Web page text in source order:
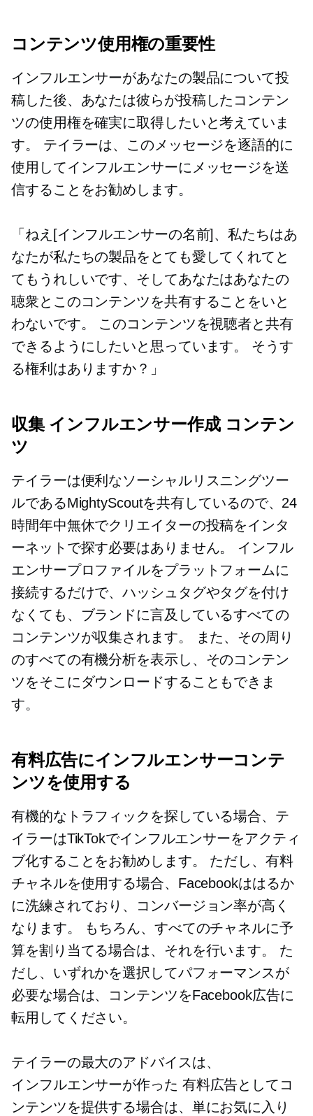
コンテンツ使用権の重要性
インフルエンサーがあなたの製品について投
稿した後、あなたは彼らが投稿したコンテン
ツの使用権を確実に取得したいと考えていま
す。 テイラーは、このメッセージを逐語的に
使用してインフルエンサーにメッセージを送
信することをお勧めします。
「ねえ[インフルエンサーの名前]、私たちはあ
なたが私たちの製品をとても愛してくれてと
てもうれしいです、そしてあなたはあなたの
聴衆とこのコンテンツを共有することをいと
わないです。 このコンテンツを視聴者と共有
できるようにしたいと思っています。 そうす
る権利はありますか？」
収集 インフルエンサー作成コンテン
ツ
テイラーは便利なソーシャルリスニングツー
ルであるMightyScoutを共有しているので、24
時間年中無休でクリエイターの投稿をインタ
ーネットで探す必要はありません。 インフル
エンサープロファイルをプラットフォームに
接続するだけで、ハッシュタグやタグを付け
なくても、ブランドに言及しているすべての
コンテンツが収集されます。 また、その周り
のすべての有機分析を表示し、そのコンテン
ツをそこにダウンロードすることもできま
す。
有料広告にインフルエンサーコンテ
ンツを使用する
有機的なトラフィックを探している場合、テ
イラーはTikTokでインフルエンサーをアクティ
ブ化することをお勧めします。 ただし、有料
チャネルを使用する場合、Facebookははるか
に洗練されており、コンバージョン率が高く
なります。 もちろん、すべてのチャネルに予
算を割り当てる場合は、それを行います。 た
だし、いずれかを選択してパフォーマンスが
必要な場合は、コンテンツをFacebook広告に
転用してください。
テイラーの最大のアドバイスは、
インフルエンサーが作った 有料広告としてコ
ンテンツを提供する場合は、単にお気に入り